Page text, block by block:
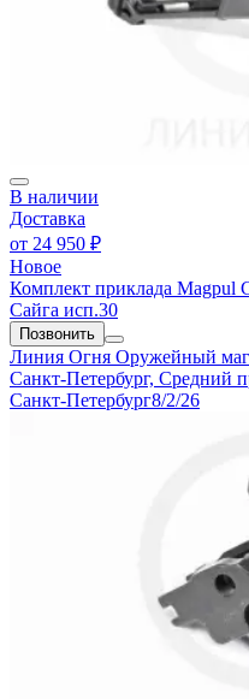
В наличии
Доставка
от 24 950 ₽
Новое
Комплект приклада Magpul
Сайга исп.30
Позвонить
Линия Огня Оружейный
Санкт-Петербург, Средний
Санкт-Петербург8/2/26